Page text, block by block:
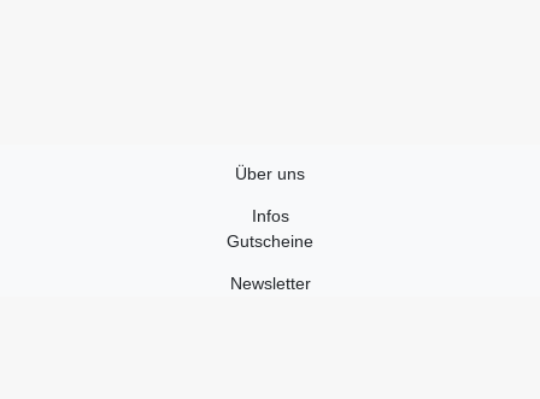
Über uns
Infos
Gutscheine
Newsletter